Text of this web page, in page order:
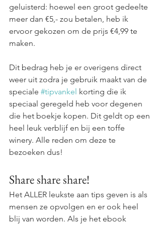
geluisterd: hoewel een groot gedeelte
meer dan €5,- zou betalen, heb ik
ervoor gekozen om de prijs €4,99 te
maken.
Dit bedrag heb je er overigens direct
weer uit zodra je gebruik maakt van de
speciale #tipvankel korting die ik
speciaal geregeld heb voor degenen
die het boekje kopen. Dit geldt op een
heel leuk verblijf en bij een toffe
winery. Alle reden om deze te
bezoeken dus!
Share share share!
Het ALLER leukste aan tips geven is als
mensen ze opvolgen en er ook heel
blij van worden. Als je het ebook